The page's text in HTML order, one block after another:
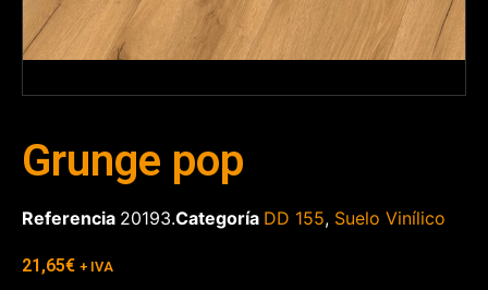
Grunge pop
Referencia 20193.Categoría DD 155, Suelo Vinílico
21,65€ + IVA